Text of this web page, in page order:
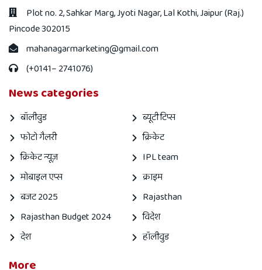
Plot no. 2, Sahkar Marg, Jyoti Nagar, Lal Kothi, Jaipur (Raj.)
Pincode 302015
mahanagarmarketing@gmail.com
(+0141– 2741076)
News categories
बॉलीवुड
ब्यूटी टिप्स
फोटो गैलरी
क्रिकेट
क्रिकेट न्यूज़
IPL team
मोबाइल एप्स
क्राइम
बजट 2025
Rajasthan
Rajasthan Budget 2024
विदेश
देश
हॉलीवुड
More